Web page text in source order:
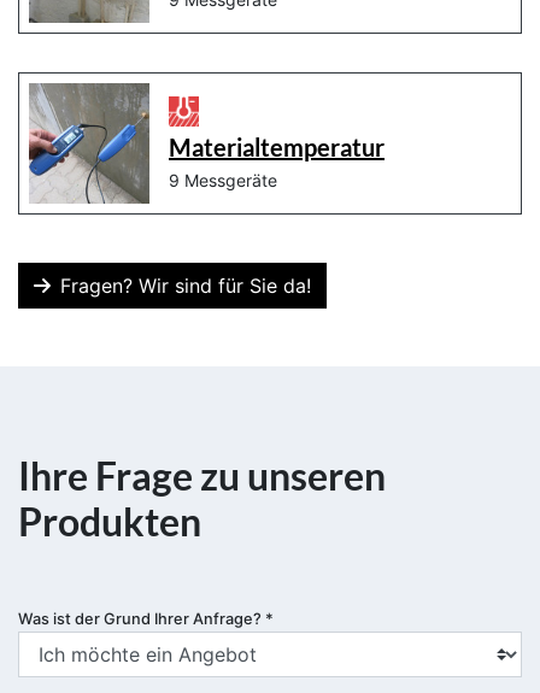
Materialtemperatur
9 Messgeräte
Fragen? Wir sind für Sie da!
Ihre Frage zu unseren
Produkten
Was ist der Grund Ihrer Anfrage? *